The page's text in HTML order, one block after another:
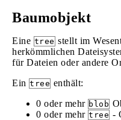
Baumobjekt
Eine tree stellt im
herkömmlichen
für Dateien oder andere
Ein tree enthält:
0 oder mehr blob
0 oder mehr tree -